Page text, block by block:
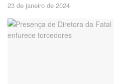
23 de janeiro de 2024